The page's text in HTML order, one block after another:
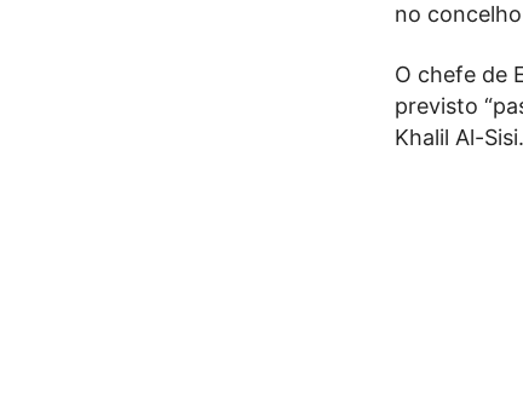
no
O chefe de
previsto
Khalil Al-